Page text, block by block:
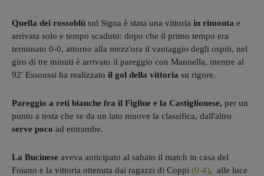
Quella dei rossoblù sul Signa è stata una vittoria in rimonta e
arrivata solo e tempo scaduto: dopo che il primo tempo era
terminato 0-0, attorno alla mezz'ora il vantaggio degli ospiti, nel
giro di tre minuti è arrivato il pareggio con Mannella, mentre al
92' Essoussi ha realizzato il gol della vittoria su rigore.
Pareggio a reti bianche fra il Figline e la Castiglionese, per un
punto a testa che se da un lato muove la classifica, dall'altro
serve poco ad entrambe.
La Bucinese aveva anticipato al sabato il match in casa del
Foiano e la vittoria ottenuta dai ragazzi di Coppi (0-4), alle luce